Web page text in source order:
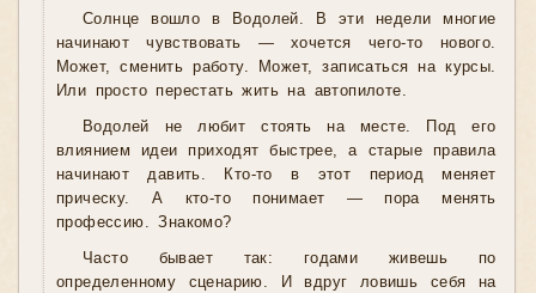
Солнце вошло в Водолей. В эти недели многие
начинают чувствовать — хочется чего-то нового.
Может, сменить работу. Может, записаться на курсы.
Или просто перестать жить на автопилоте.
Водолей не любит стоять на месте. Под его
влиянием идеи приходят быстрее, а старые правила
начинают давить. Кто-то в этот период меняет
прическу. А кто-то понимает — пора менять
профессию. Знакомо?
Часто бывает так: годами живешь по
определенному сценарию. И вдруг ловишь себя на